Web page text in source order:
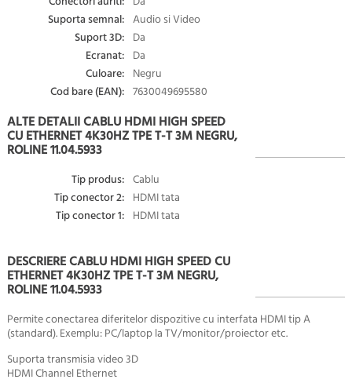
Suporta semnal: Audio si Video
Suport 3D: Da
Ecranat: Da
Culoare: Negru
Cod bare (EAN): 7630049695580
ALTE DETALII CABLU HDMI HIGH SPEED
CU ETHERNET 4K30HZ TPE T-T 3M NEGRU,
ROLINE 11.04.5933
Tip produs: Cablu
Tip conector 2: HDMI tata
Tip conector 1: HDMI tata
DESCRIERE CABLU HDMI HIGH SPEED CU
ETHERNET 4K30HZ TPE T-T 3M NEGRU,
ROLINE 11.04.5933
Permite conectarea diferitelor dispozitive cu interfata HDMI tip A
(standard). Exemplu: PC/laptop la TV/monitor/proiector etc.
Suporta transmisia video 3D
HDMI Channel Ethernet